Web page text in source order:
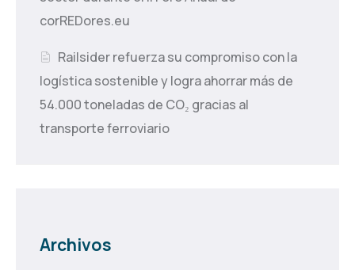
corREDores.eu
Railsider refuerza su compromiso con la
logística sostenible y logra ahorrar más de
54.000 toneladas de CO₂ gracias al
transporte ferroviario
Archivos